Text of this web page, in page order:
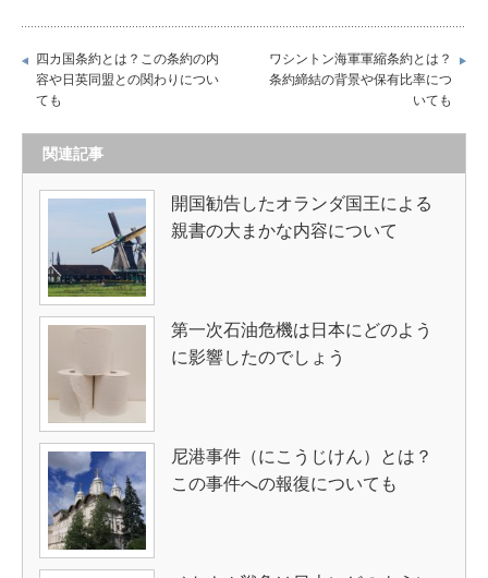
四カ国条約とは？この条約の内
容や日英同盟との関わりについ
ても
ワシントン海軍軍縮条約とは？
条約締結の背景や保有比率につ
いても
関連記事
開国勧告したオランダ国王による
親書の大まかな内容について
第一次石油危機は日本にどのよう
に影響したのでしょう
尼港事件（にこうじけん）とは？
この事件への報復についても